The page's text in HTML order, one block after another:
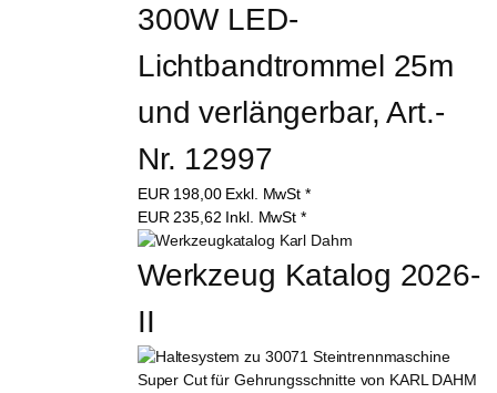
300W LED-
Lichtbandtrommel 25m
und verlängerbar, Art.-
Nr. 12997
EUR 198,00 Exkl. MwSt *
EUR 235,62 Inkl. MwSt *
Werkzeug Katalog 2026-
II